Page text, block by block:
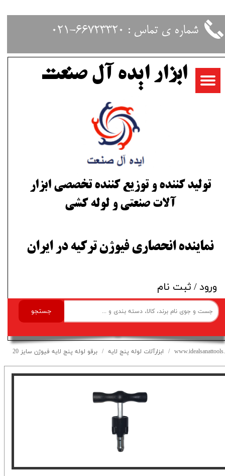
شماره ی تماس : 66723320-021
جستجو
ابزار ایده آل صنعت
تولید کننده و توزیع کننده تخصصی ابزار
آلات صنعتی و لوله کشی
​نماینده انحصاری فیوژن ترکیه در ایران
ورود/ ثبت نام
حساب کاربری من
تغییر گذر واژه
سفارشات
خروج از حساب کاربری
ابزارآلات لوله پنج لایه برقو لوله پنج لایه فیوژن سایز 20